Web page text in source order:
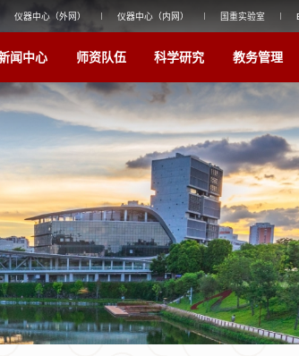
仪器中心（外网） 仪器中心（内网） 国重实验室
闻中心 师资队伍 科学研究 教务管理